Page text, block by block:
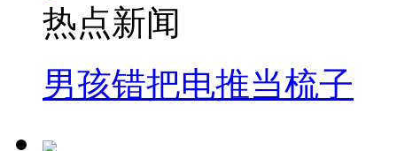
司机酒驾遇交警 急速倒车逃窜
热点新闻
男孩错把电推当梳子